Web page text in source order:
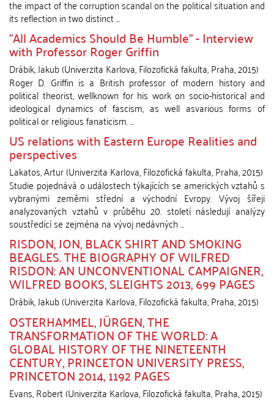
the impact of the corruption scandal on the political situation and
its reflection in two distinct ...
"All Academics Should Be Humble" - Interview
with Professor Roger Griffin
Drábik, Jakub(Univerzita Karlova, Filozofická fakulta,Praha,2015)
Roger D. Griffin is a British professor of modern history and
political theorist, wellknown for his work on socio-historical and
ideological dynamics of fascism, as well asvarious forms of
political or religious fanaticism. ...
US relations with Eastern Europe Realities and
perspectives
Lakatos, Artur(Univerzita Karlova, Filozofická fakulta,Praha,2015)
Studie pojednává o událostech týkajících se amerických vztahů s
vybranými zeměmi střední a východní Evropy. Vývoj šířeji
analyzovaných vztahů v průběhu 20. století následují analýzy
soustředící se zejména na vývoj nedávných ...
RISDON, JON, BLACK SHIRT AND SMOKING
BEAGLES. THE BIOGRAPHY OF WILFRED
RISDON: AN UNCONVENTIONAL CAMPAIGNER,
WILFRED BOOKS, SLEIGHTS 2013, 699 PAGES
Drábik, Jakub(Univerzita Karlova, Filozofická fakulta,Praha,2015)
OSTERHAMMEL, JÜRGEN, THE
TRANSFORMATION OF THE WORLD: A
GLOBAL HISTORY OF THE NINETEENTH
CENTURY, PRINCETON UNIVERSITY PRESS,
PRINCETON 2014, 1192 PAGES
Evans, Robert(Univerzita Karlova, Filozofická fakulta,Praha,2015)